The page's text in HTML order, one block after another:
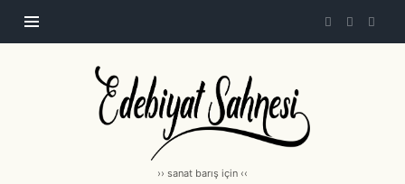
Edebiyat
Sahnesi
|
edebiyatsahnesi.com
›› sanat barış için ‹‹